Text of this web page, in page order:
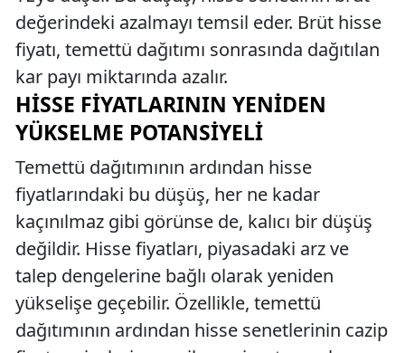
değerindeki azalmayı temsil eder. Brüt hisse
fiyatı, temettü dağıtımı sonrasında dağıtılan
kar payı miktarında azalır.
HISSE FIYATLARININ YENIDEN
YÜKSELME POTANSIYELI
Temettü dağıtımının ardından hisse
fiyatlarındaki bu düşüş, her ne kadar
kaçınılmaz gibi görünse de, kalıcı bir düşüş
değildir. Hisse fiyatları, piyasadaki arz ve
talep dengelerine bağlı olarak yeniden
yükselişe geçebilir. Özellikle, temettü
dağıtımının ardından hisse senetlerinin cazip